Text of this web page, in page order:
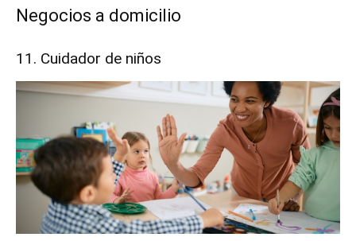
Negocios a domicilio
11. Cuidador de niños